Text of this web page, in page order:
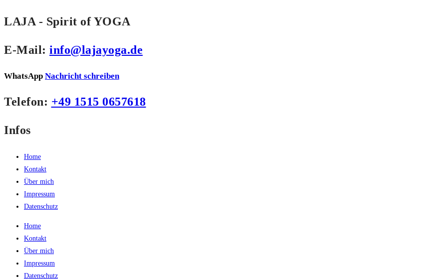
LAJA - Spirit of YOGA
E-Mail: info@lajayoga.de
WhatsApp Nachricht schreiben
Telefon: +49 1515 0657618
Infos
Home
Kontakt
Über mich
Impressum
Datenschutz
Home
Kontakt
Über mich
Impressum
Datenschutz